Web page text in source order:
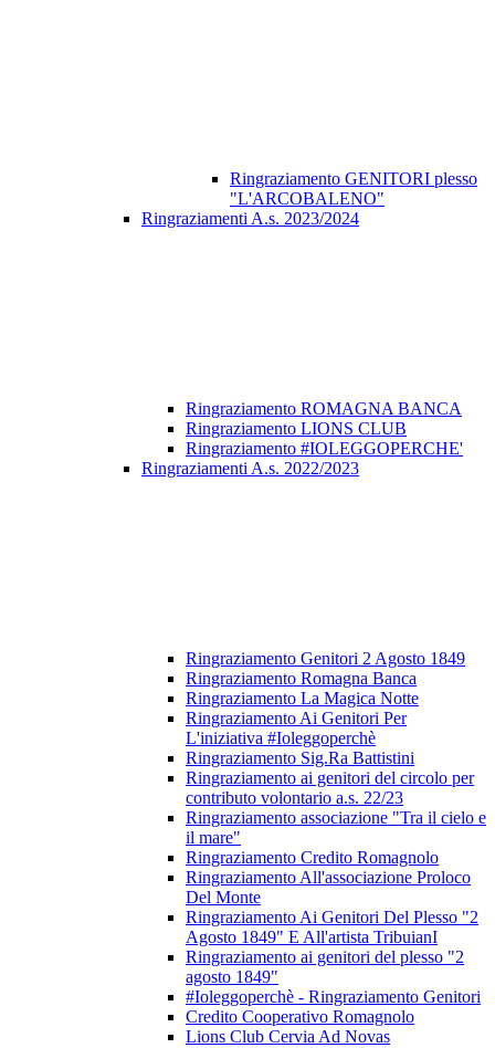
Ringraziamento GENITORI plesso
"L'ARCOBALENO"
Ringraziamenti A.s. 2023/2024
Ringraziamento ROMAGNA BANCA
Ringraziamento LIONS CLUB
Ringraziamento #IOLEGGOPERCHE'
Ringraziamenti A.s. 2022/2023
Ringraziamento Genitori 2 Agosto 1849
Ringraziamento Romagna Banca
Ringraziamento La Magica Notte
Ringraziamento Ai Genitori Per
L'iniziativa #Ioleggoperchè
Ringraziamento Sig.Ra Battistini
Ringraziamento ai genitori del circolo per
contributo volontario a.s. 22/23
Ringraziamento associazione "Tra il cielo e
il mare"
Ringraziamento Credito Romagnolo
Ringraziamento All'associazione Proloco
Del Monte
Ringraziamento Ai Genitori Del Plesso "2
Agosto 1849" E All'artista TribuianI
Ringraziamento ai genitori del plesso "2
agosto 1849"
#Ioleggoperchè - Ringraziamento Genitori
Credito Cooperativo Romagnolo
Lions Club Cervia Ad Novas